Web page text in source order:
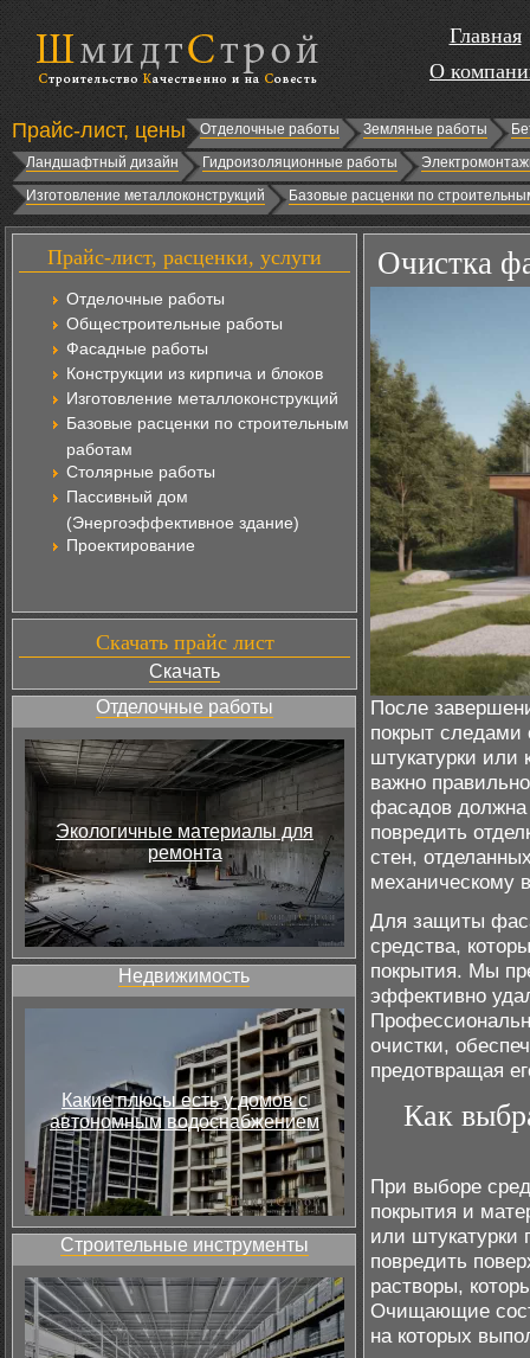
Главная
О
Прайс-лист, цены Отделочные работы Земляные работы
Ландшафтный дизайн
Гидроизоляционные работы
Изготовление металлоконструкций
Базовые расценки по
Прайс-лист, расценки, услуги
Отделочные работы
Общестроительные работы
Фасадные работы
Конструкции из кирпича и блоков
Изготовление металлоконструкций
Базовые расценки по строительным
работам
Столярные работы
Пассивный дом
(Энергоэффективное здание)
Проектирование
Скачать прайс лист
Скачать
Отделочные работы
Экологичные материалы для
ремонта
Недвижимость
Какие плюсы есть у домов с
автономным водоснабжением
Строительные инструменты
Очистка
После
покрыт следами
штукатурки или
важно
фасадов должна
повредить
стен,
механическому
Для защиты
средства,
покрытия. Мы
эффективно
очистки,
предотвращая
Как
При выборе
покрытия и
или штукатурки
повредить
растворы,
Очищающие
на которых